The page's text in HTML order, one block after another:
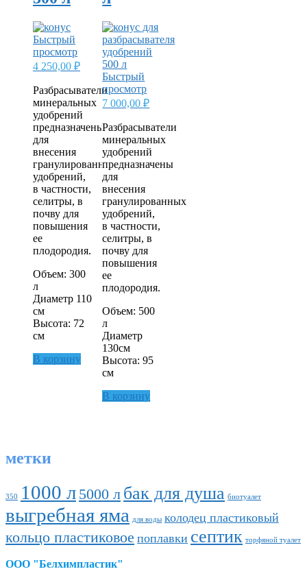
Быстрый
просмотр
4 250,00 ₽
Разбрасыватели
минеральных
удобрений
предназначены
для
внесения
гранулированных
удобрений,
в частности,
селитры, в
почву для
повышения
ее
плодородия.
Объем: 300
л
Диаметр 110
см
Высота: 72
см
В корзину
Быстрый
просмотр
7 000,00₽
Разбрасыватели
минеральных
удобрений
предназначены
для
внесения
гранулированных
удобрений,
в частности,
селитры, в
почву для
повышения
ее
плодородия.
Объем: 500
л
Диаметр
130см
Высота: 95
см
В корзину
метки
350 1000 л 5000 л бак для душа биотуалет
выгребная яма для воды колодец пластиковый
кольцо пластиковое поплавки септик торфяной туалет
ООО "Белхимпластик"